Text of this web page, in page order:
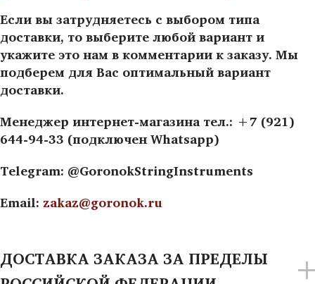
Если вы затрудняетесь с выбором типа
доставки, то выберите любой вариант и
укажите это нам в комментарии к заказу. Мы
подберем для Вас оптимальный вариант
доставки.
Менеджер интернет-магазина тел.: +7 (921)
644-94-33 (подключен Whatsapp)
Telegram: @GoronokStringInstruments
Email: zakaz@goronok.ru
ДОСТАВКА ЗАКАЗА ЗА ПРЕДЕЛЫ